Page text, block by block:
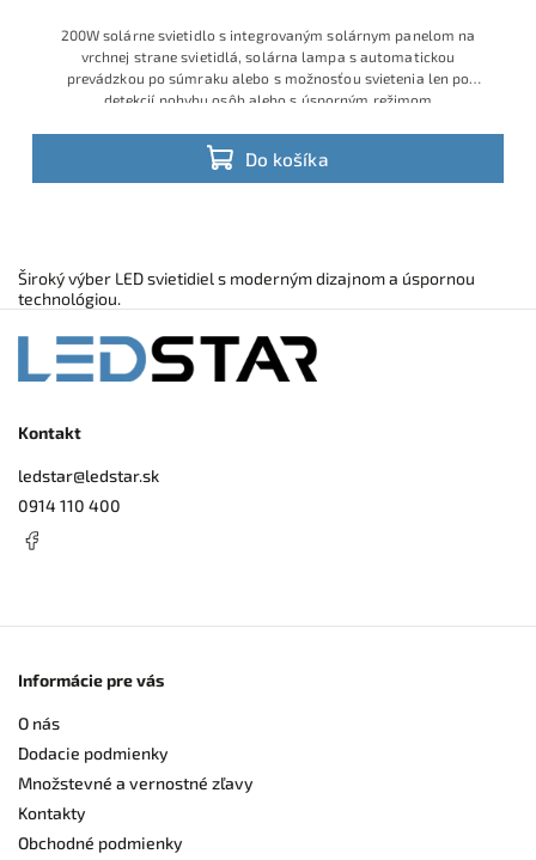
Do košíka
200W solárne svietidlo s integrovaným solárnym panelom na
vrchnej strane svietidlá, solárna lampa s automatickou
prevádzkou po súmraku alebo s možnosťou svietenia len po
detekcií pohybu osôb alebo s úsporným režimom
Široký výber LED svietidiel s moderným dizajnom a úspornou
technológiou.
Kontakt
ledstar@ledstar.sk
0914 110 400
Informácie pre vás
O nás
Dodacie podmienky
Množstevné a vernostné zľavy
Kontakty
Obchodné podmienky